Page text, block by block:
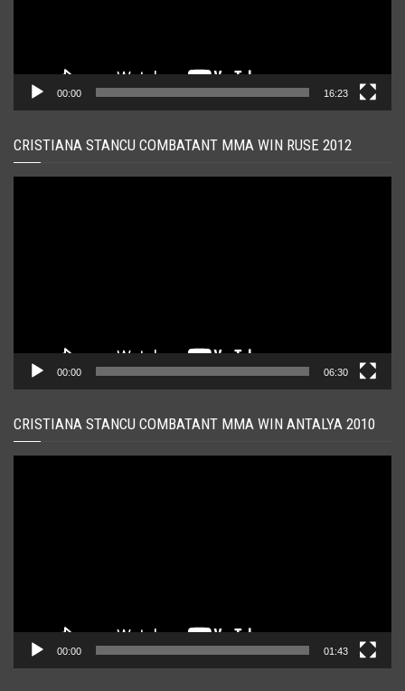
00:00 16:23
CRISTIANA STANCU COMBATANT MMA WIN RUSE 2012
00:00 06:30
CRISTIANA STANCU COMBATANT MMA WIN ANTALYA 2010
00:00 01:43